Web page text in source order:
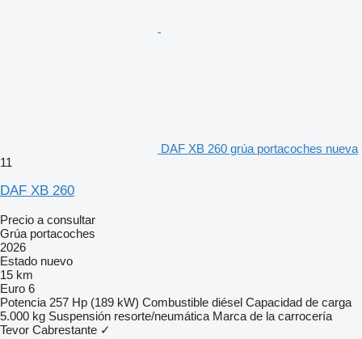
DAF XB 260 grúa portacoches nueva
11
DAF XB 260
Precio a consultar
Grúa portacoches
2026
Estado nuevo
15 km
Euro 6
Potencia 257 Hp (189 kW) Combustible diésel Capacidad de carga
5.000 kg Suspensión resorte/neumática Marca de la carrocería
Tevor Cabrestante ✓